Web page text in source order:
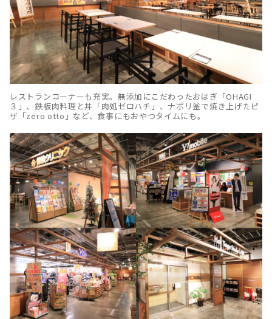
レストランコーナーも充実。無添加にこだわったおはぎ「OHAGI
３」、鉄板肉料理と丼「肉処ゼロハチ」、ナポリ釜で焼き上げたピ
ザ「zero otto」など、食事にもおやつタイムにも。